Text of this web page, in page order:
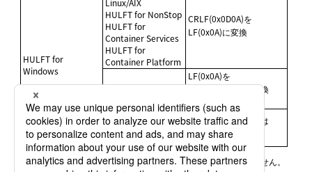
HULFT for
Windows
Linux/AIX
HULFT for NonStop
HULFT for
Container Services
HULFT for
Container Platform
CRLF(0x0D0A)を
LF(0x0A)に変換
HULFT for Windows
LF(0x0A)を
CRLF(0x0D0A)に変換
HULFT for
Mainframe
HULFT for IBMi
CRLF(0x0D0A)または
LF(0x0A)を削除
*1:CRLF(0x0D0A)のLF(0x0A)は、CRLF(0x0D0A)には変換されません。